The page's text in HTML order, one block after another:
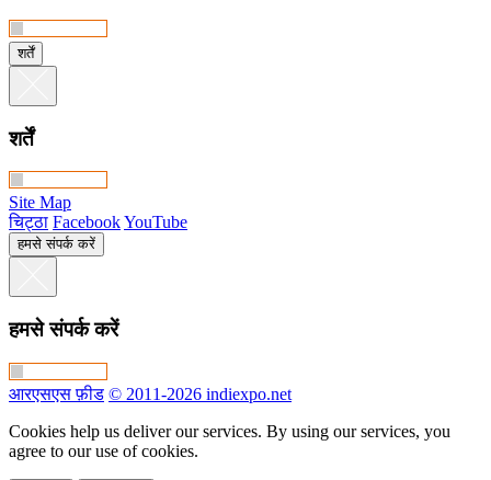
शर्तें
शर्तें
Site Map
चिट्ठा FacebookYouTube
हमसे संपर्क करें
हमसे संपर्क करें
आरएसएस फ़ीड © 2011-2026 indiexpo.net
Cookies help us deliver our services. By using our services, you
agree to our use of cookies.